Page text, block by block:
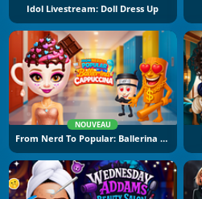
Idol Livestream: Doll Dress Up
NOUVEAU
From Nerd To Popular: Ballerina Cuppuccina